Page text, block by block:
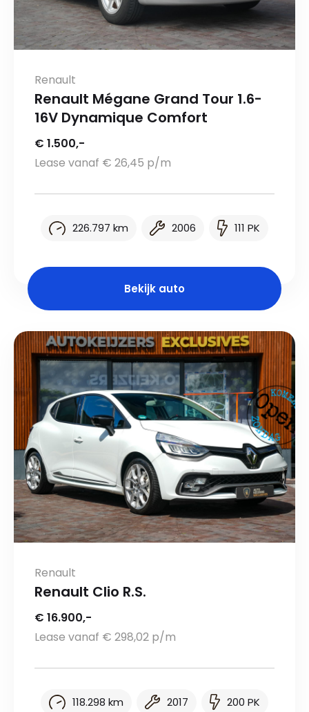
Renault
Renault Mégane Grand Tour 1.6-
16V Dynamique Comfort
€ 1.500,-
Lease vanaf € 26,45 p/m
226.797 km 2006 111 PK
Bekijk auto
Renault
Renault Clio R.S.
€ 16.900,-
Lease vanaf € 298,02 p/m
118.298 km 2017 200 PK